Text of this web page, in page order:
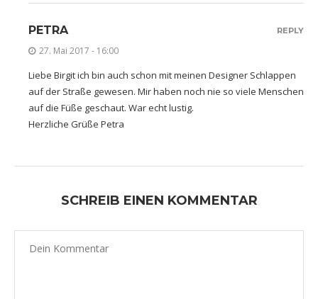
PETRA
27. Mai 2017 - 16:00
Liebe Birgit ich bin auch schon mit meinen Designer Schlappen
auf der Straße gewesen. Mir haben noch nie so viele Menschen
auf die Füße geschaut. War echt lustig.
Herzliche Grüße Petra
REPLY
SCHREIB EINEN KOMMENTAR